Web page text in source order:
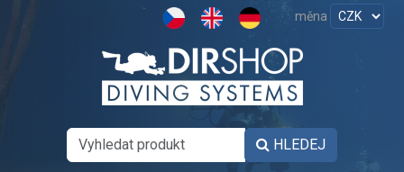
měna
HLEDEJ